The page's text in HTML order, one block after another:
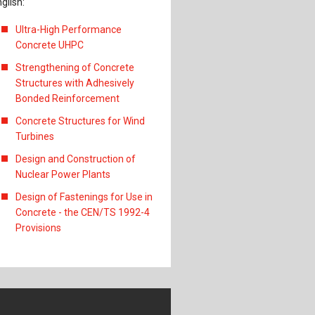
Ultra-High Performance
Concrete UHPC
Strengthening of Concrete
Structures with Adhesively
Bonded Reinforcement
Concrete Structures for Wind
Turbines
Design and Construction of
Nuclear Power Plants
Design of Fastenings for Use in
Concrete - the CEN/TS 1992-4
Provisions